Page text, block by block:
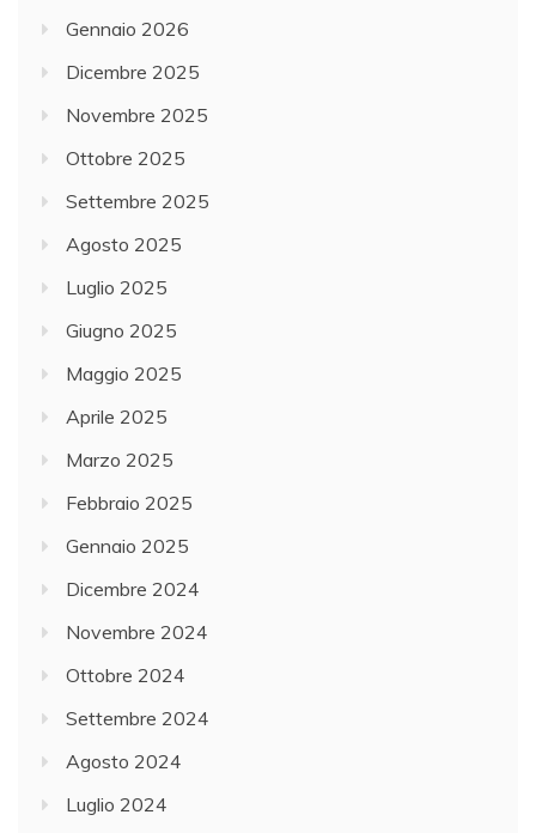
u
t
t
r
e
r
a
s
o
r
t
e
M
o
l
à
Gennaio 2026
Dicembre 2025
Novembre 2025
Ottobre 2025
Settembre 2025
Agosto 2025
Luglio 2025
Giugno 2025
Maggio 2025
Aprile 2025
Marzo 2025
Febbraio 2025
Gennaio 2025
Dicembre 2024
Novembre 2024
Ottobre 2024
Settembre 2024
Agosto 2024
Luglio 2024